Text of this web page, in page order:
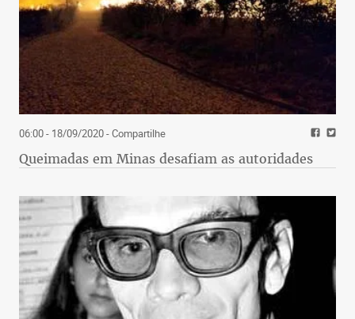
06:00 - 18/09/2020- Compartilhe
Queimadas em Minas desafiam as autoridades